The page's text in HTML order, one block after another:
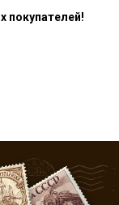
покупателей!